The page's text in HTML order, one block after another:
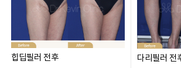
힙딥필러 전후 다리필러 전